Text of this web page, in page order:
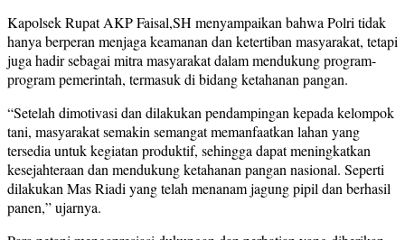
Kapolsek Rupat AKP Faisal,SH menyampaikan bahwa Polri tidak
hanya berperan menjaga keamanan dan ketertiban masyarakat, tetapi
juga hadir sebagai mitra masyarakat dalam mendukung program-
program pemerintah, termasuk di bidang ketahanan pangan.
“Setelah dimotivasi dan dilakukan pendampingan kepada kelompok
tani, masyarakat semakin semangat memanfaatkan lahan yang
tersedia untuk kegiatan produktif, sehingga dapat meningkatkan
kesejahteraan dan mendukung ketahanan pangan nasional. Seperti
dilakukan Mas Riadi yang telah menanam jagung pipil dan berhasil
panen,” ujarnya.